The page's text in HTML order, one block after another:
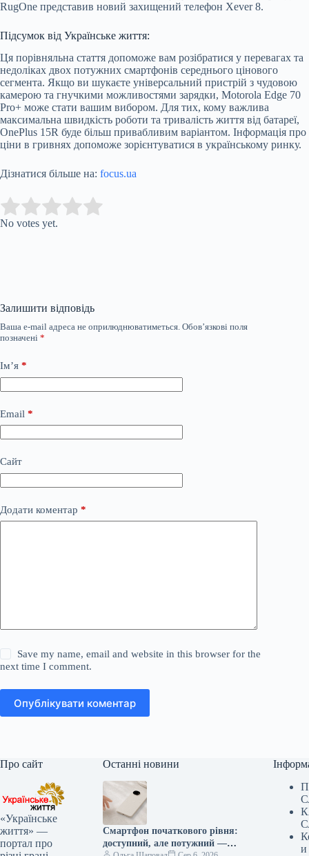
RugOne представив новий захищений телефон Xever 8.
Підсумок від Українське життя:
Ця порівняльна стаття допоможе вам розібратися у перевагах та
недоліках двох потужних смартфонів середнього цінового
сегмента. Якщо ви шукаєте універсальний пристрій з чудовою
камерою та гнучкими можливостями зарядки, Motorola Edge 70
Pro+ може стати вашим вибором. Для тих, кому важлива
максимальна швидкість роботи та тривалість життя від батареї,
OnePlus 15R буде більш привабливим варіантом. Інформація про
ціни в гривнях допоможе зорієнтуватися в українському ринку.
Дізнатися більше на: focus.ua
Rate this item:
No votes yet.
Залишити відповідь
Ваша e-mail адреса не оприлюднюватиметься. Обов’язкові поля
позначені *
Ім’я *
Email *
Сайт
Додати коментар *
Save my name, email and website in this browser for the
next time I comment.
Опублікувати коментар
Про сайт
«Українське
життя» —
портал про
Останні новини
Смартфон початкового рівня:
доступний, але потужний —
и